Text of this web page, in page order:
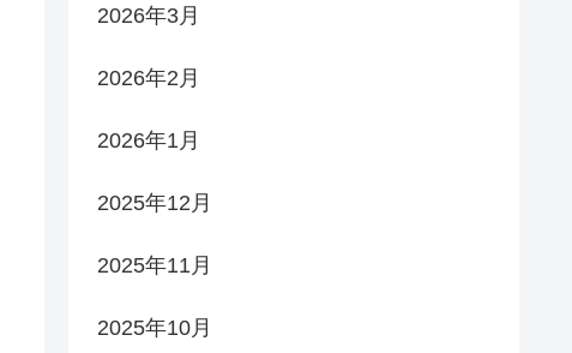
2026年3月
2026年2月
2026年1月
2025年12月
2025年11月
2025年10月